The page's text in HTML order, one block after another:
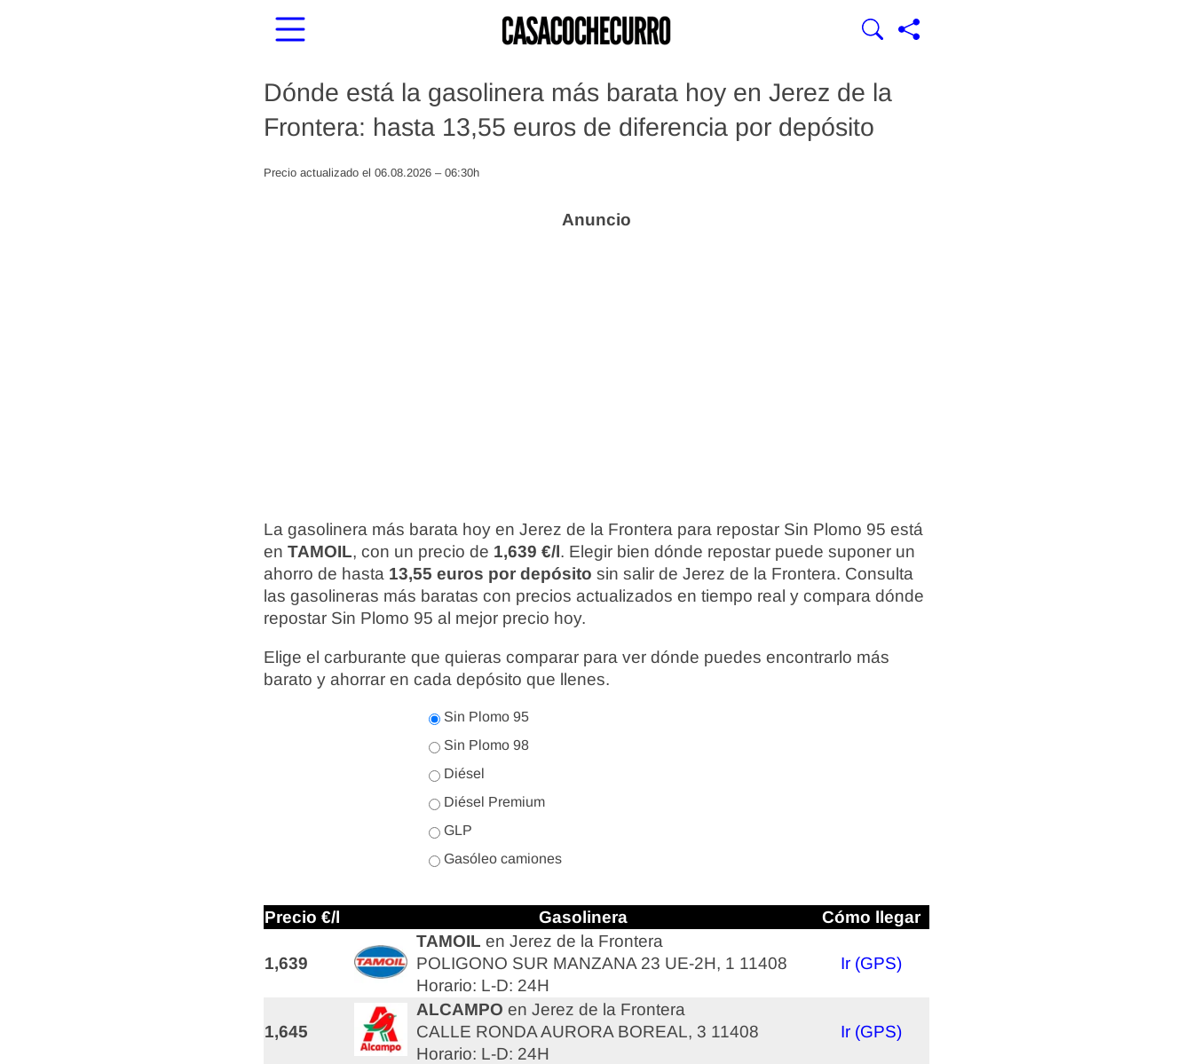
Dónde está la gasolinera más barata hoy en Jerez de la
Frontera: hasta 13,55 euros de diferencia por depósito
Precio actualizado el 06.08.2026 – 06:30h
La gasolinera más barata hoy en Jerez de la Frontera para repostar Sin Plomo 95 está
en TAMOIL, con un precio de 1,639 €/l. Elegir bien dónde repostar puede suponer un
ahorro de hasta 13,55 euros por depósito sin salir de Jerez de la Frontera. Consulta
las gasolineras más baratas con precios actualizados en tiempo real y compara dónde
repostar Sin Plomo 95 al mejor precio hoy.
Elige el carburante que quieras comparar para ver dónde puedes encontrarlo más
barato y ahorrar en cada depósito que llenes.
Sin Plomo 95
Sin Plomo 98
Diésel
Diésel Premium
GLP
Gasóleo camiones
Precio €/l Gasolinera Cómo llegar
1,639
TAMOIL en Jerez de la Frontera
POLIGONO SUR MANZANA 23 UE-2H, 1 11408
Horario: L-D: 24H
Ir (GPS)
1,645
ALCAMPO en Jerez de la Frontera
CALLE RONDA AURORA BOREAL, 3 11408
Horario: L-D: 24H
Ir (GPS)